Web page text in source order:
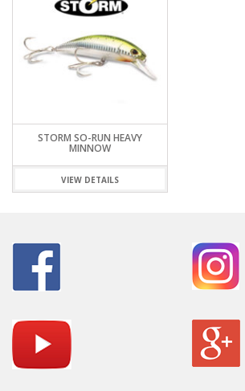
STORM SO-RUN HEAVY
MINNOW
VIEW DETAILS